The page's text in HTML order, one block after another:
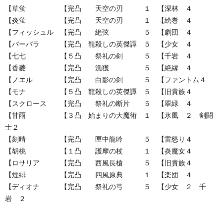
【草蛍 【完凸 天空の刃 １ 【深林 ４
【炎蛍 【完凸 天空の刃 １ 【絵巻 ４
【フィッシュル 【完凸 絶弦 ５ 【劇団 ４
【バーバラ 【完凸 龍殺しの英傑譚 ５ 【少女 ４
【七七 【５凸 祭礼の剣 ５ 【千岩 ４
【香菱 【完凸 漁獲 ５ 【絶縁 ４
【ノエル 【完凸 白影の剣 ５ 【ファントム４
【モナ 【５凸 龍殺しの英傑譚 ５ 【旧貴族４
【スクロース 【完凸 祭礼の断片 ５ 【翠緑 ４
【甘雨 【３凸 始まりの大魔術 １ 【氷風 ２ 剣闘
士２
【刻晴 【完凸 匣中龍吟 ５ 【雷怒り４
【胡桃 【１凸 護摩の杖 １ 【炎魔女４
【ロサリア 【完凸 西風長槍 ５ 【旧貴族４
【煙緋 【完凸 四風原典 １ 【楽団 ４
【ディオナ 【完凸 祭礼の弓 ５ 【少女 ２ 千
岩 ２